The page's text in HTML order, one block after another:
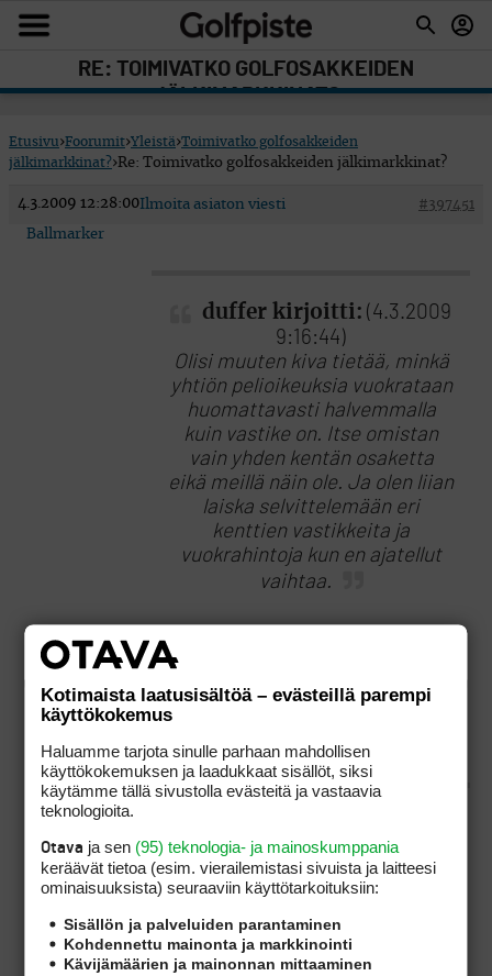
RE: TOIMIVATKO GOLFOSAKKEIDEN
JÄLKIMARKKINAT?
Etusivu›Foorumit›Yleistä›Toimivatko golfosakkeiden
jälkimarkkinat?›Re: Toimivatko golfosakkeiden jälkimarkkinat?
4.3.2009 12:28:00 #397451
Ilmoita asiaton viesti
Ballmarker
duffer kirjoitti: (4.3.2009
9:16:44)
Olisi muuten kiva tietää, minkä
yhtiön pelioikeuksia vuokrataan
huomattavasti halvemmalla
kuin vastike on. Itse omistan
vain yhden kentän osaketta
eikä meillä näin ole. Ja olen liian
laiska selvittelemään eri
kenttien vastikkeita ja
vuokrahintoja kun en ajatellut
vaihtaa.
alennusmyyntejä on käynnissä.
CasualGolf) kertoisi
ainakin Lohjalla, Peuramaalla ja Pickalassa
(esimerkiksi).
Kotimaista laatusisältöä – evästeillä parempi
käyttökokemus
Haluamme tarjota sinulle parhaan mahdollisen
käyttökokemuksen ja laadukkaat sisällöt, siksi
käytämme tällä sivustolla evästeitä ja vastaavia
teknologioita.
Otava ja sen (95) teknologia- ja mainoskumppania
keräävät tietoa (esim. vierailemis­tasi sivuista ja laitteesi
ominaisuuk­sista) seuraaviin käyttötarkoituksiin:
Sisällön ja palveluiden parantaminen
Kohdennettu mainonta ja markkinointi
Kävijämäärien ja mainonnan mittaaminen